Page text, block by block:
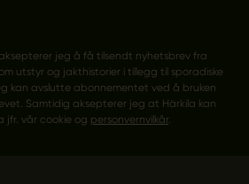
jeg å få tilsendt nyhetsbrev fra
utstyr og jakthistorier i tillegg til sporadiske
kan avslutte abonnementet ved å bruken
Samtidig aksepterer jeg at Härkila kan
jfr. vår cookie og personvernvilkår.